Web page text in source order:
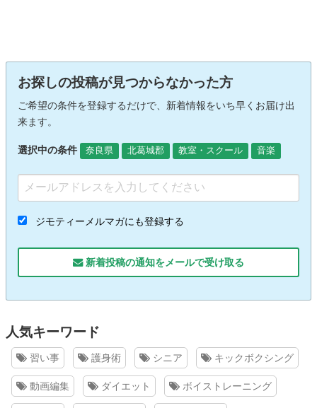
お探しの投稿が見つからなかった方
ご希望の条件を登録するだけで、新着情報をいち早くお届け出
来ます。
選択中の条件 奈良県 北葛城郡 教室・スクール 音楽
ジモティーメルマガにも登録する
新着投稿の通知をメールで受け取る
人気キーワード
習い事 護身術 シニア キックボクシング
動画編集 ダイエット ボイストレーニング